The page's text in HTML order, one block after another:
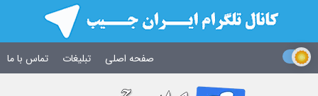
صفحه اصلی تبلیغات تماس با ما